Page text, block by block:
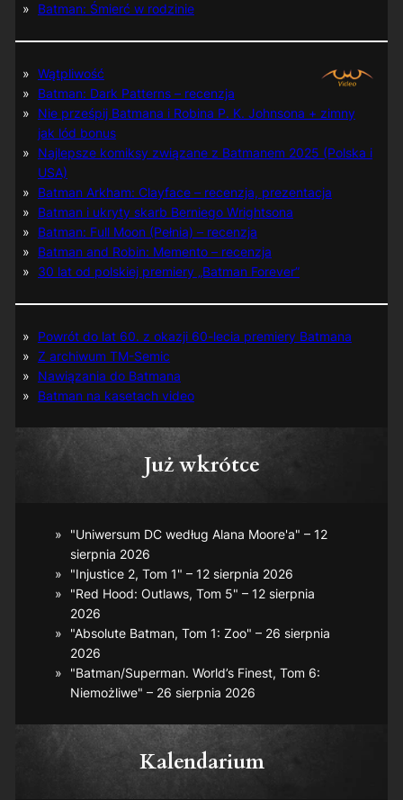
Batman: Śmierć w rodzinie
Wątpliwość
Batman: Dark Patterns – recenzja
Nie prześpij Batmana i Robina P. K. Johnsona + zimny
jak lód bonus
Najlepsze komiksy związane z Batmanem 2025 (Polska i
USA)
Batman Arkham: Clayface – recenzja, prezentacja
Batman i ukryty skarb Berniego Wrightsona
Batman: Full Moon (Pełnia) – recenzja
Batman and Robin: Memento – recenzja
30 lat od polskiej premiery „Batman Forever”
Powrót do lat 60. z okazji 60-lecia premiery Batmana
Z archiwum TM-Semic
Nawiązania do Batmana
Batman na kasetach video
Już wkrótce
"Uniwersum DC według Alana Moore'a" – 12
sierpnia 2026
"Injustice 2, Tom 1" – 12 sierpnia 2026
"Red Hood: Outlaws, Tom 5" – 12 sierpnia
2026
"Absolute Batman, Tom 1: Zoo" – 26 sierpnia
2026
"Batman/Superman. World’s Finest, Tom 6:
Niemożliwe" – 26 sierpnia 2026
Kalendarium